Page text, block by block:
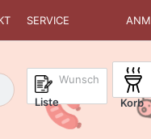
SERVICE
Drücken Sie
Wunsch
Liste
Korb